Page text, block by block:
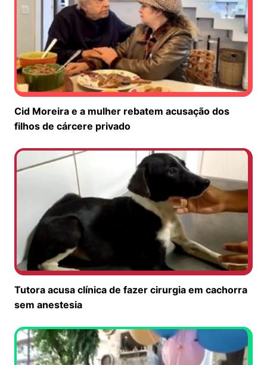
Cid Moreira e a mulher rebatem acusação dos
filhos de cárcere privado
Tutora acusa clínica de fazer cirurgia em cachorra
sem anestesia